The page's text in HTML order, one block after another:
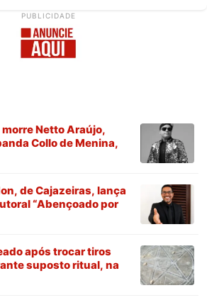
PUBLICIDADE
Netto Araújo,
Collo de Menina,
de Cajazeiras, lança
“Abençoado por
após trocar tiros
suposto ritual, na